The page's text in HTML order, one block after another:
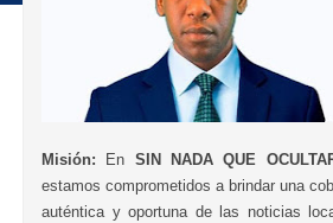
Misión: En SIN NADA QUE
estamos comprometidos a brindar una
auténtica y oportuna de las noticias